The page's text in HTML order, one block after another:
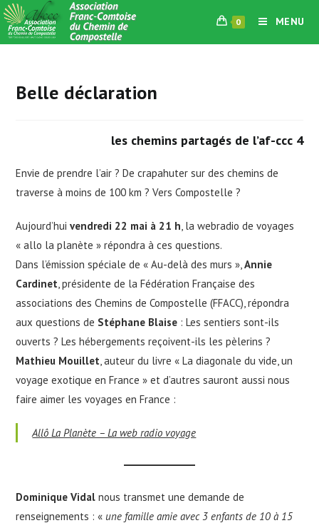
Skip
to
content
0 MENU
Belle déclaration
les chemins partagés de l’af-ccc 4
Envie de prendre l’air ? De crapahuter sur des chemins de
traverse à moins de 100 km ? Vers Compostelle ?
Aujourd’huivendredi 22 mai à 21 h, la webradio de voyages
« allo la planète » répondra à ces questions.
Dans l’émission spéciale de « Au-delà des murs »,Annie
Cardinet, présidente de la Fédération Française des
associations des Chemins de Compostelle (FFACC), répondra
aux questions de Stéphane Blaise : Les sentiers sont-ils
ouverts ? Les hébergements reçoivent-ils les pèlerins ?
Mathieu Mouillet, auteur du livre « La diagonale du vide, un
voyage exotique en France » et d’autres sauront aussi nous
faire aimer les voyages en France :
Allô La Planète – La web radio voyage
Dominique Vidal nous transmet une demande de
renseignements : « une famille amie avec 3 enfants de 10 à 15